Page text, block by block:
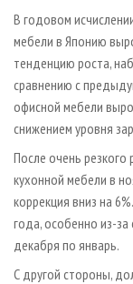
В годовом
мебели в Японию
тенденцию роста,
сравнению с
офисной мебели
снижением уровня
После очень
кухонной мебели в
коррекция вниз на
года, особенно из-
декабря по январь.
С другой стороны,